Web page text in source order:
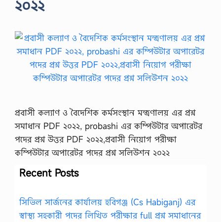
২০২২
প্রবাসী কল্যাণ ও বৈদেশিক কর্মসংস্থান মন্ত্রণালয় এর প্রশ্ন
সমাধান PDF ২০২২, probashi এর কম্পিউটার অপারেটর
পদের প্রশ্ন উত্তর PDF ২০২২,প্রবাসী নিয়োগ পরীক্ষা
কম্পিউটার অপারেটর পদের প্রশ্ন সলিউশন ২০২২
Recent Posts
সিভিল সার্জনের কার্যালয় হবিগঞ্জ (Cs Habiganj) এর
স্বাস্থ্য সহকারী পদের লিখিত পরীক্ষার full প্রশ্ন সমাধানের